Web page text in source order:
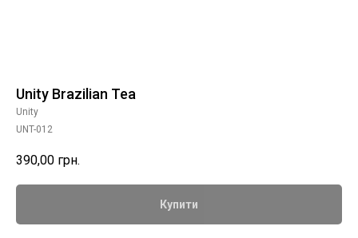
Unity Brazilian Tea
Unity
UNT-012
390,00 грн.
Купити